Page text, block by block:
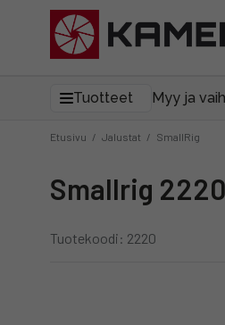
Tuotteet Myy ja
Etusivu / Jalustat / SmallRig
Smallrig
Tuotekoodi: 2220